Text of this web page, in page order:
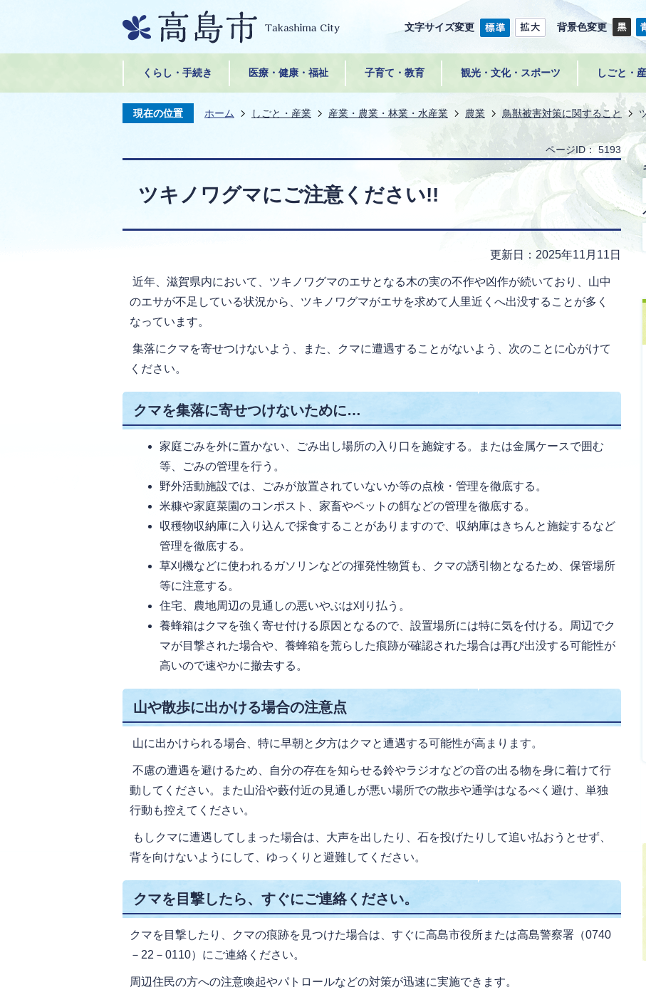
文字サイズ変更 背景色変更
くらし・手続き 医療・健康・福祉 子育て・教育 観光・文化・スポーツ しごと・
現在の位置 ホーム しごと・産業 産業・農業・林業・水産業 農業 鳥獣被害対策に関すること
ページID： 5193
ツキノワグマにご注意ください!!
更新日：2025年11月11日
近年、滋賀県内において、ツキノワグマのエサとなる木の実の不作や凶作が続いており、山中
のエサが不足している状況から、ツキノワグマがエサを求めて人里近くへ出没することが多く
なっています。
集落にクマを寄せつけないよう、また、クマに遭遇することがないよう、次のことに心がけて
ください。
クマを集落に寄せつけないために…
家庭ごみを外に置かない、ごみ出し場所の入り口を施錠する。または金属ケースで囲む
等、ごみの管理を行う。
野外活動施設では、ごみが放置されていないか等の点検・管理を徹底する。
米糠や家庭菜園のコンポスト、家畜やペットの餌などの管理を徹底する。
収穫物収納庫に入り込んで採食することがありますので、収納庫はきちんと施錠するなど
管理を徹底する。
草刈機などに使われるガソリンなどの揮発性物質も、クマの誘引物となるため、保管場所
等に注意する。
住宅、農地周辺の見通しの悪いやぶは刈り払う。
養蜂箱はクマを強く寄せ付ける原因となるので、設置場所には特に気を付ける。周辺でク
マが目撃された場合や、養蜂箱を荒らした痕跡が確認された場合は再び出没する可能性が
高いので速やかに撤去する。
山や散歩に出かける場合の注意点
山に出かけられる場合、特に早朝と夕方はクマと遭遇する可能性が高まります。
不慮の遭遇を避けるため、自分の存在を知らせる鈴やラジオなどの音の出る物を身に着けて行
動してください。また山沿や藪付近の見通しが悪い場所での散歩や通学はなるべく避け、単独
行動も控えてください。
もしクマに遭遇してしまった場合は、大声を出したり、石を投げたりして追い払おうとせず、
背を向けないようにして、ゆっくりと避難してください。
クマを目撃したら、すぐにご連絡ください。
クマを目撃したり、クマの痕跡を見つけた場合は、すぐに高島市役所または高島警察署（0740
－22－0110）にご連絡ください。
周辺住民の方への注意喚起やパトロールなどの対策が迅速に実施できます。